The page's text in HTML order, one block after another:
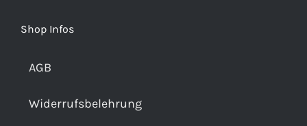
Shop Infos
AGB
Widerrufsbelehrung